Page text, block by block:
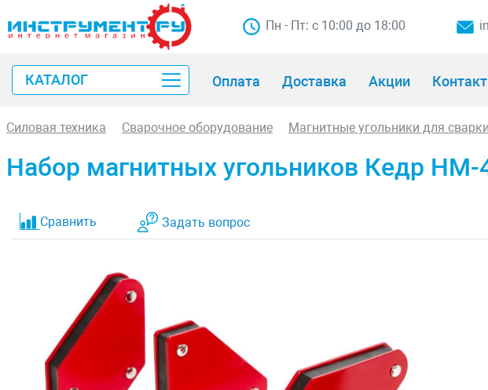
Пн - Пт: с 10:00 до 18:00
КАТАЛОГ Оплата Доставка Акции
Силовая техника Сварочное оборудование Магнитные угольники для сварки
Набор магнитных угольников Кедр НМ-
Сравнить Задать вопрос